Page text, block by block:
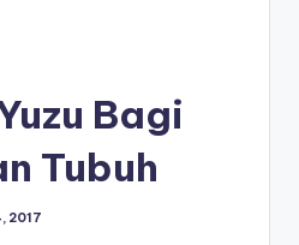
Bagi
Tubuh
2017